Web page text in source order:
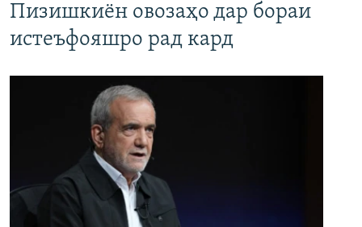
Пизишкиён овозаҳо дар бораи
истеъфояшро рад кард